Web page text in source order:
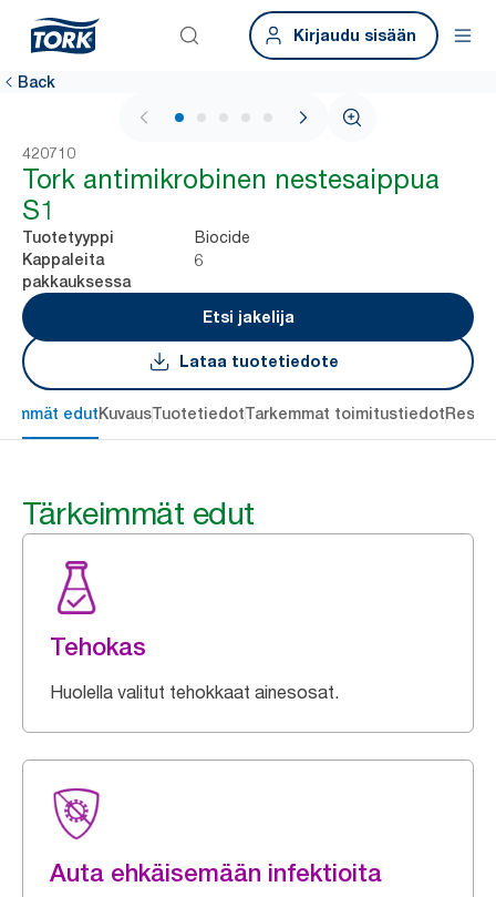
Kirjaudu sisään
Back
1 / 5
420710
Tork antimikrobinen nestesaippua
S1
Tuotetyyppi Biocide
Kappaleita
pakkauksessa
6
Etsi jakelija
Lataa tuotetiedote
edutKuvausTuotetiedotTarkemmat toimitustiedot
Tärkeimmät edut
Tehokas
Huolella valitut tehokkaat ainesosat.
Auta ehkäisemään infektioita